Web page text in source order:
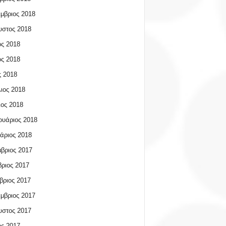
2018
2018
2018
2018
2018
2018
2018
2018
2018
2017
2017
2017
2017
2017